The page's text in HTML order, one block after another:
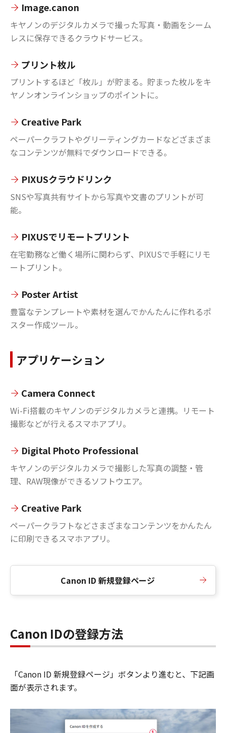
Image.canon
キヤノンのデジタルカメラで撮った写真・動画をシーム
レスに保存できるクラウドサービス。
プリント枚ル
プリントするほど「枚ル」が貯まる。貯まった枚ルをキ
ヤノンオンラインショップのポイントに。
Creative Park
ペーパークラフトやグリーティングカードなどざまざま
なコンテンツが無料でダウンロードできる。
PIXUSクラウドリンク
SNSや写真共有サイトから写真や文書のプリントが可
能。
PIXUSでリモートプリント
在宅勤務など働く場所に関わらず、PIXUSで手軽にリモ
ートプリント。
Poster Artist
豊富なテンプレートや素材を選んでかんたんに作れるポ
スター作成ツール。
アプリケーション
Camera Connect
Wi-Fi搭載のキヤノンのデジタルカメラと連携。リモート
撮影などが行えるスマホアプリ。
Digital Photo Professional
キヤノンのデジタルカメラで撮影した写真の調整・管
理、RAW現像ができるソフトウエア。
Creative Park
ペーパークラフトなどさまざまなコンテンツをかんたん
に印刷できるスマホアプリ。
Canon ID 新規登録ページ
Canon IDの登録方法
「Canon ID 新規登録ページ」ボタンより進むと、下記画
面が表示されます。